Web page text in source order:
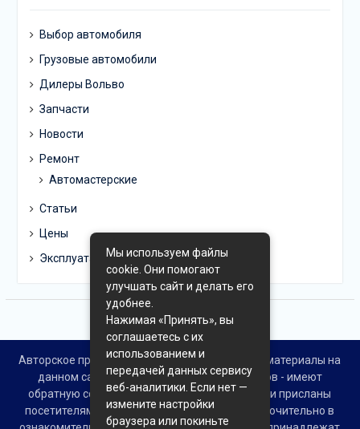
Выбор автомобиля
Грузовые автомобили
Дилеры Вольво
Запчасти
Новости
Ремонт
Автомастерские
Статьи
Цены
Эксплуатация
Авторское право © Все права защищены. Все материалы на
данном сайте взяты из открытых источников - имеют
обратную ссылку на материал в интернете или присланы
посетителями сайта и предоставляются исключительно в
Мы используем файлы
cookie. Они помогают
улучшать сайт и делать его
удобнее.
Нажимая «Принять», вы
соглашаетесь с их
использованием и
передачей данных сервису
веб-аналитики. Если нет —
измените настройки
браузера или покиньте